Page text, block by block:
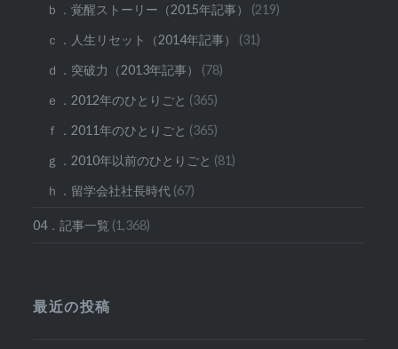
ｂ．覚醒ストーリー（2015年記事）
(219)
ｃ．人生リセット（2014年記事）
(31)
ｄ．突破力（2013年記事）
(78)
ｅ．2012年のひとりごと (365)
ｆ．2011年のひとりごと (365)
ｇ．2010年以前のひとりごと (81)
ｈ．留学会社社長時代 (67)
04．記事一覧 (1,368)
最近の投稿